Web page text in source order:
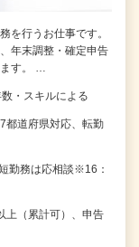
を行うお仕事です。
年末調整・確定申告
す。 …
・スキルによる
都道府県対応、転勤
勤務は応相談※16：
上（累計可）、申告